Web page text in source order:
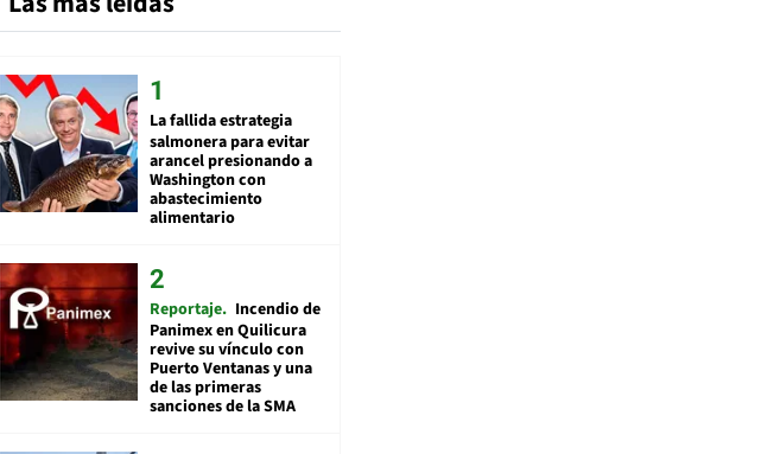
La fallida estrategia
salmonera para evitar
arancel presionando a
Washington con
abastecimiento
alimentario
Reportaje Incendio de
Panimex en Quilicura
revive su vínculo con
Puerto Ventanas y una
de las primeras
sanciones de la SMA